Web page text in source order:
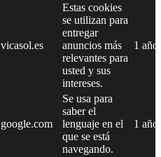
vicasol.es
Estas cookies
se utilizan para
entregar
anuncios más
relevantes para
usted y sus
intereses.
1 año
google.com
Se usa para
saber el
lenguaje en el
que se está
navegando.
1 año